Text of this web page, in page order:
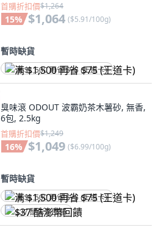
首購折扣價$1,264
15% $1,064 ($5.91/100g)
暫時缺貨
满 $1,500 再省 $75 (王道卡)
臭味滾 ODOUT 波霸奶茶木薯砂, 無香,
6包, 2.5kg
首購折扣價$1,249
16% $1,049 ($6.99/100g)
暫時缺貨
满 $1,500 再省 $75 (王道卡)
$37 酷澎幣回饋